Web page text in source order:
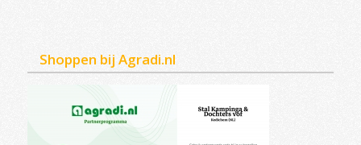
Shoppen bij Agradi.nl